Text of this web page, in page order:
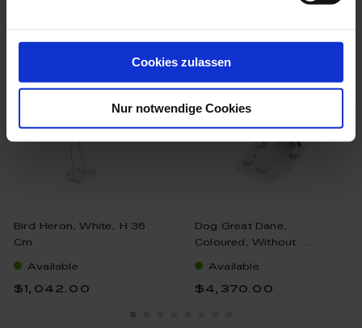
Cookies zulassen
Nur notwendige Cookies
Bird Heron, White, H 36
Cm
Available
$1,042.00
Dog Great Dane,
Coloured, Without ...
Available
$4,370.00